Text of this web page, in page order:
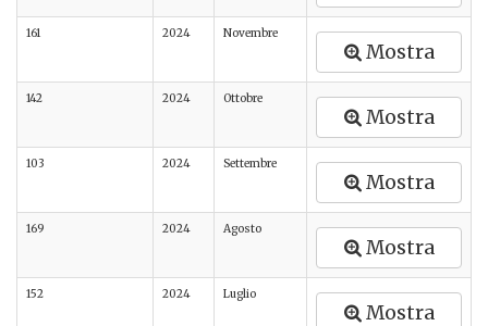
161 2024 Novembre
Mostra
142 2024 Ottobre
Mostra
103 2024 Settembre
Mostra
169 2024 Agosto
Mostra
152 2024 Luglio
Mostra